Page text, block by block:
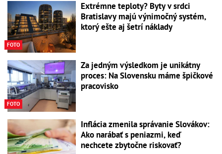
FOTO
Extrémne teploty? Byty v srdci
Bratislavy majú výnimočný systém,
ktorý ešte aj šetrí náklady
FOTO
Za jedným výsledkom je unikátny
proces: Na Slovensku máme špičkové
pracovisko
Inflácia zmenila správanie Slovákov:
Ako narábať s peniazmi, keď
nechcete zbytočne riskovať?